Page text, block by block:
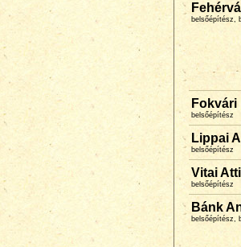
belsőépítész,
Fokvári
belsőépítész
Lippai
belsőépítész
Vitai
belsőépítész
Bánk
belsőépítész,